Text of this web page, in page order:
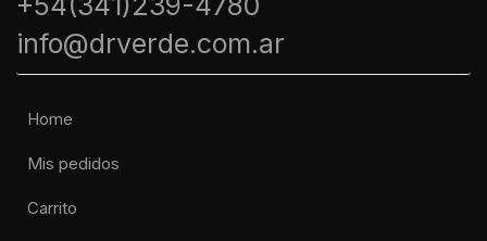
info@drverde.com.ar
Home
Mis pedidos
Carrito